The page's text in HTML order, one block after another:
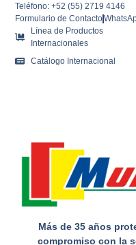
Más de 35 años
compromiso con la
Teléfono: +52 (55) 2719 4146
Formulario de Contacto
Línea de Productos
Internacionales
Catálogo Internacional